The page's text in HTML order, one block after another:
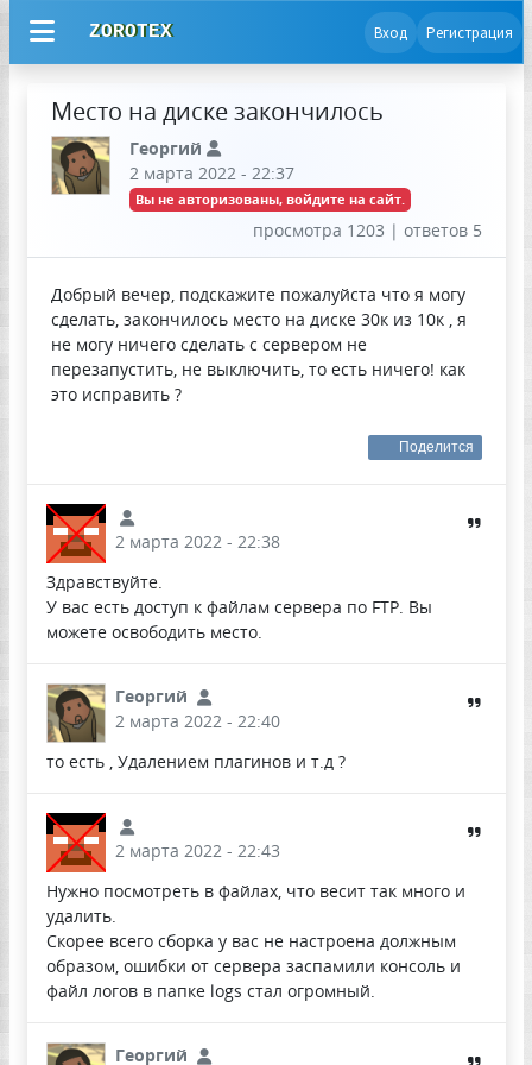
ZOROTEX Вход Регистрация
Место на диске закончилось
Георгий
2 марта 2022 - 22:37
Вы не авторизованы, войдите на сайт.
просмотра 1203 | ответов 5
Добрый вечер, подскажите пожалуйста что я могу
сделать, закончилось место на диске 30к из 10к , я
не могу ничего сделать с сервером не
перезапустить, не выключить, то есть ничего! как
это исправить ?
Поделится
2 марта 2022 - 22:38
Здравствуйте.
У вас есть доступ к файлам сервера по FTP. Вы
можете освободить место.
Георгий
2 марта 2022 - 22:40
то есть , Удалением плагинов и т.д ?
2 марта 2022 - 22:43
Нужно посмотреть в файлах, что весит так много и
удалить.
Скорее всего сборка у вас не настроена должным
образом, ошибки от сервера заспамили консоль и
файл логов в папке logs стал огромный.
Георгий